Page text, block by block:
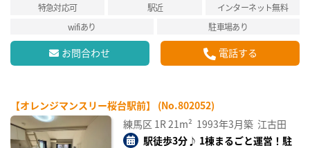
特急対応可 駅近
インターネット無料
wifiあり
駐車場あり
お問合わせ 電話する
【オレンジマンスリー桜台駅前】 (No.802052)
練馬区 1R21m² 1993年3月築 江古田
駅徒歩3分♪ 1棟まるごと運営！駐